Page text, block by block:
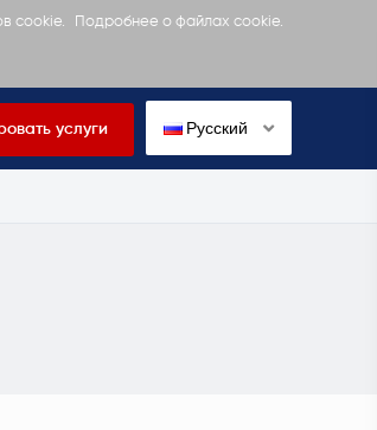
cookie. Подробнее о файлах cookie.
услуги Русский